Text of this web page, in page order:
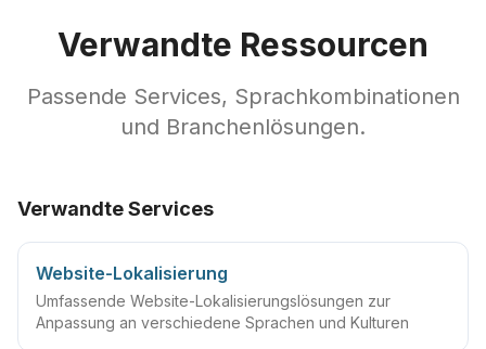
Verwandte Ressourcen
Passende Services, Sprachkombinationen
und Branchenlösungen.
Verwandte Services
Website-Lokalisierung
Umfassende Website-Lokalisierungslösungen zur
Anpassung an verschiedene Sprachen und Kulturen